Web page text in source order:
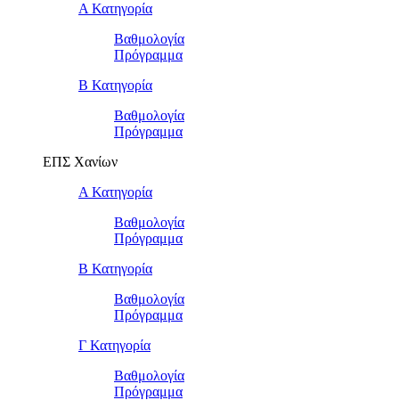
Α Κατηγορία
Βαθμολογία
Πρόγραμμα
Β Κατηγορία
Βαθμολογία
Πρόγραμμα
ΕΠΣ Χανίων
Α Κατηγορία
Βαθμολογία
Πρόγραμμα
Β Κατηγορία
Βαθμολογία
Πρόγραμμα
Γ Κατηγορία
Βαθμολογία
Πρόγραμμα